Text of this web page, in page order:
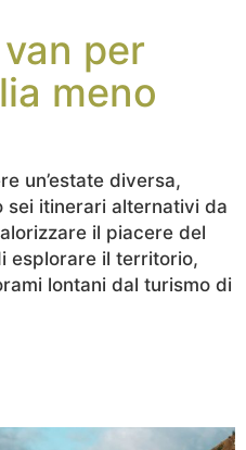
per
meno
un’estate diversa,
sei itinerari alternativi da
il piacere del
esplorare il territorio,
lontani dal turismo di